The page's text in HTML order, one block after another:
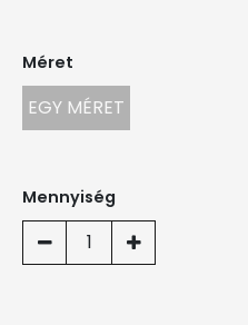
Méret
EGY MÉRET
Mennyiség
1